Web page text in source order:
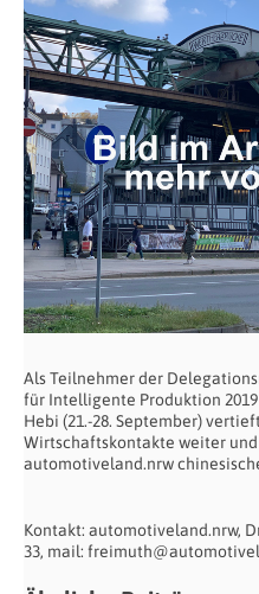
Als Teilnehmer der
für Intelligente Produktion
Hebi (21.-28. September)
Wirtschaftskontakte weiter
automotiveland.nrw
Kontakt: automotiveland.nrw,
33, mail: